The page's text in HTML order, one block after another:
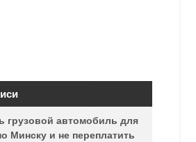
грузовой автомобиль для
Минску и не переплатить